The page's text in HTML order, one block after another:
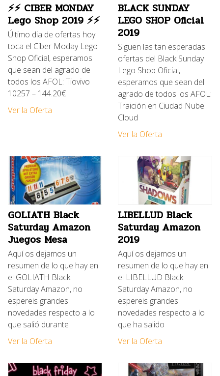
⚡⚡ CIBER MONDAY
Lego Shop 2019 ⚡⚡
Último dia de ofertas hoy
toca el Ciber Moday Lego
Shop Oficial, esperamos
que sean del agrado de
todos los AFOL: Tiovivo
10257 – 144.20€
Ver la Oferta
BLACK SUNDAY
LEGO SHOP Oficial
2019
Siguen las tan esperadas
ofertas del Black Sunday
Lego Shop Oficial,
esperamos que sean del
agrado de todos los AFOL:
Traición en Ciudad Nube
Cloud
Ver la Oferta
GOLIATH Black
Saturday Amazon
Juegos Mesa
Aquí os dejamos un
resumen de lo que hay en
el GOLIATH Black
Saturday Amazon, no
espereis grandes
novedades respecto a lo
que salió durante
Ver la Oferta
LIBELLUD Black
Saturday Amazon
2019
Aquí os dejamos un
resumen de lo que hay en
el LIBELLUD Black
Saturday Amazon, no
espereis grandes
novedades respecto a lo
que ha salido
Ver la Oferta